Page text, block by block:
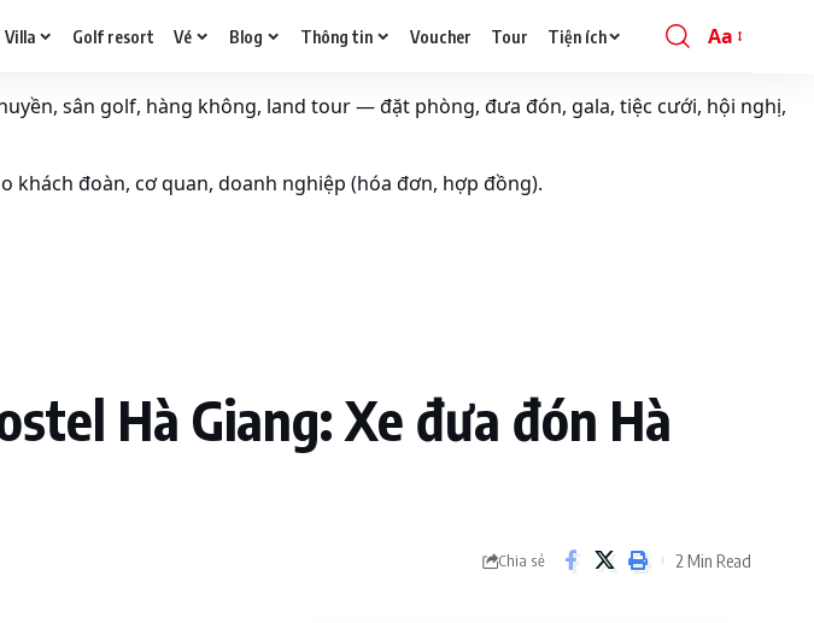
Villa Golf resort Vé Blog Thông tin Voucher Tour Tiện ích
Font
Aa
sân golf, hàng không, land tour — đặt phòng, đưa đón, gala, tiệc cưới, hội nghị,
đoàn, cơ quan, doanh nghiệp (hóa đơn, hợp đồng).
Hà Giang: Xe đưa đón Hà
Chia sẻ 2 Min Read